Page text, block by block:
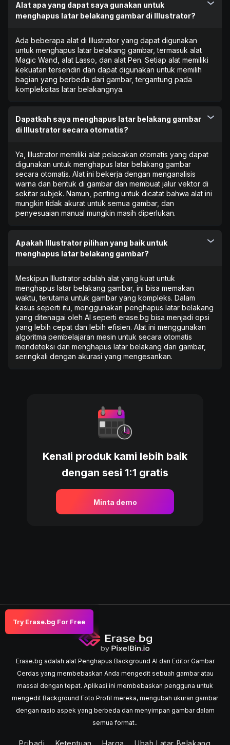
Alat apa yang dapat saya gunakan untuk
menghapus latar belakang gambar di Illustrator?
Ada beberapa alat di Illustrator yang dapat digunakan
untuk menghapus latar belakang gambar, termasuk alat
Magic Wand, alat Lasso, dan alat Pen. Setiap alat memiliki
kekuatan tersendiri dan dapat digunakan untuk memilih
bagian yang berbeda dari gambar, tergantung pada
kompleksitas latar belakangnya.
Dapatkah saya menghapus latar belakang gambar
di Illustrator secara otomatis?
Ya, Illustrator memiliki alat pelacakan otomatis yang dapat
digunakan untuk menghapus latar belakang gambar
secara otomatis. Alat ini bekerja dengan menganalisis
warna dan bentuk di gambar dan membuat jalur vektor di
sekitar subjek. Namun, penting untuk dicatat bahwa alat ini
mungkin tidak akurat untuk semua gambar, dan
penyesuaian manual mungkin masih diperlukan.
Apakah Illustrator pilihan yang baik untuk
menghapus latar belakang gambar?
Meskipun Illustrator adalah alat yang kuat untuk
menghapus latar belakang gambar, ini bisa memakan
waktu, terutama untuk gambar yang kompleks. Dalam
kasus seperti itu, menggunakan penghapus latar belakang
yang ditenagai oleh AI seperti erase.bg bisa menjadi opsi
yang lebih cepat dan lebih efisien. Alat ini menggunakan
algoritma pembelajaran mesin untuk secara otomatis
mendeteksi dan menghapus latar belakang dari gambar,
seringkali dengan akurasi yang mengesankan.
Kenali produk kami lebih baik
dengan sesi 1:1 gratis
Minta demo
Try Erase.bg For Free
Erase.bg adalah alat Penghapus Background AI dan Editor Gambar
Cerdas yang membebaskan Anda mengedit sebuah gambar atau
massal dengan tepat. Aplikasi ini membebaskan pengguna untuk
mengedit Background Foto Profil mereka, mengubah ukuran gambar
dengan rasio aspek yang berbeda dan menyimpan gambar dalam
semua format..